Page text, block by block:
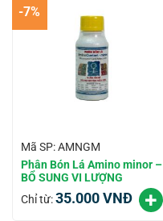
-7%
Mã SP: AMNGM
Phân Bón Lá Amino minor –
BỔ SUNG VI LƯỢNG
Chỉ từ:35.000VNĐ